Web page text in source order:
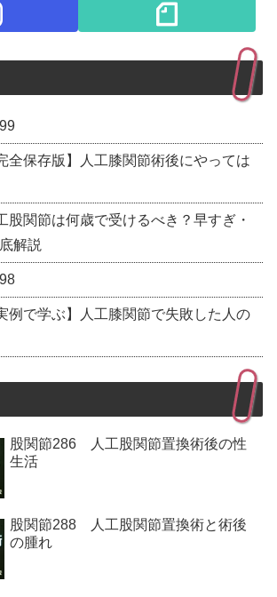
保存版】人工膝関節術後にやっては
関節は何歳で受けるべき？早すぎ・
解説
で学ぶ】人工膝関節で失敗した人の
股関節286 人工股関節置換術後の性
生活
股関節288 人工股関節置換術と術後
の腫れ